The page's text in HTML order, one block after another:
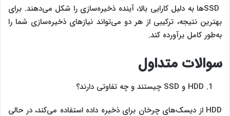
SSDها به دلیل کارایی بالا، آینده ذخیره‌سازی را شکل می‌دهند. برای
بهترین نتیجه، ترکیبی از هر دو می‌تواند نیازهای ذخیره‌سازی شما را
به‌طور کامل برآورده کند.
سوالات متداول
HDD و SSD چیستند و چه تفاوتی دارند؟
HDD از دیسک‌های چرخان برای ذخیره داده استفاده می‌کند، در حالی